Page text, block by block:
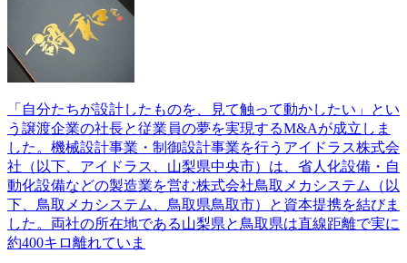
「自分たちが設計したものを、見て触って動かしたい」とい
う譲渡企業の社長と従業員の夢を実現するM&Aが成立しま
した。機械設計事業・制御設計事業を行うアイドラス株式会
社（以下、アイドラス、山梨県中央市）は、省人化設備・自
動化設備などの製造業を営む株式会社鳥取メカシステム（以
下、鳥取メカシステム、鳥取県鳥取市）と資本提携を結びま
した。両社の所在地である山梨県と鳥取県は直線距離で実に
約400キロ離れていま